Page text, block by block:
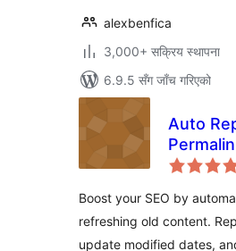
alexbenfica
3,000+ सक्रिय स्थापना
6.9.5 सँग जाँच गरिएको
Auto
Boost your SEO by
refreshing old content.
update modified dates,